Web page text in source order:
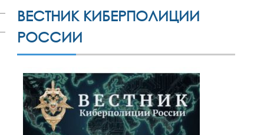
ВЕСТНИК КИБЕРПОЛИЦИИ
РОССИИ